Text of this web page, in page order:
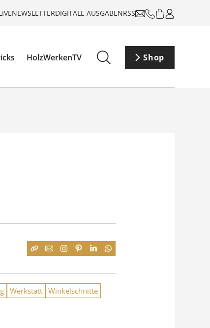
NEWSLETTERDIGITALE AUSGABENRSS
HolzWerkenTV Shop
Werkstatt Winkelschnitte